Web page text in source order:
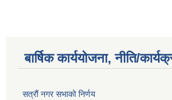
बार्षिक कार्ययोजना, नीति/
सत्रौं नगर सभाको निर्णय